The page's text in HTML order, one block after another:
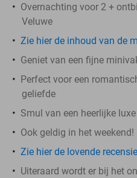
Overnachting voor 2 +
Veluwe
Zie hier de inhoud van de
Geniet van een fijne
Perfect voor een
geliefde
Smul van een heerlijke
Ook geldig in het weekend!
Zie hier de lovende
Uiteraard wordt er bij het